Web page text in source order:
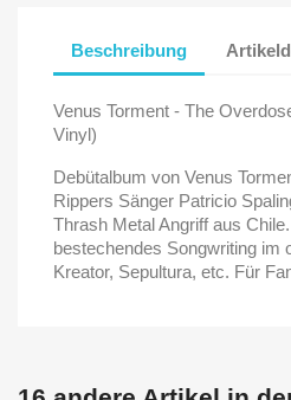
Beschreibung
Venus Torment - The
Vinyl)
Debütalbum von Venus
Rippers Sänger Patricio
Thrash Metal Angriff aus
bestechendes Songwriting im
Kreator, Sepultura, etc. Für